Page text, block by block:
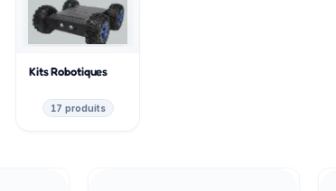
Kits Robotiques
17 produits